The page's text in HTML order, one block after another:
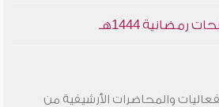
1444هـ
والمحاضرات الأرشيفية من